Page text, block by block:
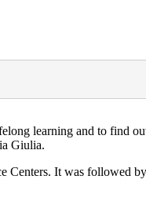
learning and to find
Giulia.
Centers. It was followed